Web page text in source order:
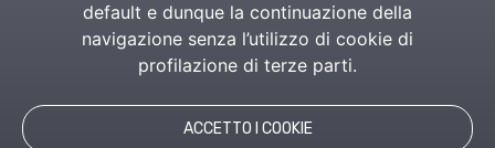
default e dunque la continuazione della
navigazione senza l’utilizzo di cookie di
profilazione di terze parti.
ACCETTO I COOKIE
L’editoria dedicata ai professionisti HR: dal fisco, al
lavoro, alla previdenza fino all’amministrazione e alla
gestione del personale. Scopri tutte le pubblicazioni
che aiuteranno la tua organizzazione nella gestione
quotidiana delle Risorse Umane.